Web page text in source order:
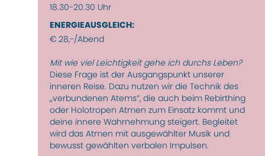
18.30-20.30 Uhr
ENERGIEAUSGLEICH:
€ 28,-/Abend
Mit wie viel Leichtigkeit gehe ich durchs Leben?
Diese Frage ist der Ausgangspunkt unserer
inneren Reise. Dazu nutzen wir die Technik des
„verbundenen Atems“, die auch beim Rebirthing
oder Holotropen Atmen zum Einsatz kommt und
deine innere Wahrnehmung steigert. Begleitet
wird das Atmen mit ausgewählter Musik und
bewusst gewählten verbalen Impulsen.